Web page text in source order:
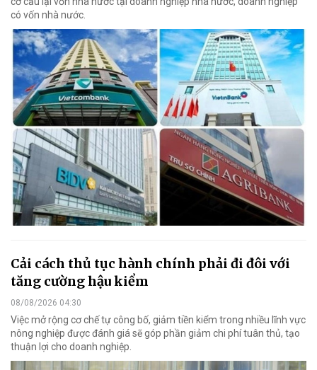
có vốn nhà nước.
Cải cách thủ tục hành chính phải đi đôi với
tăng cường hậu kiểm
08/08/2026 04:30
Việc mở rộng cơ chế tự công bố, giảm tiền kiểm trong nhiều lĩnh vực
nông nghiệp được đánh giá sẽ góp phần giảm chi phí tuân thủ, tạo
thuận lợi cho doanh nghiệp.